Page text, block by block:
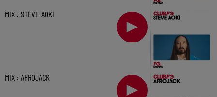
MIX : STEVE AOKI
MIX : AFROJACK